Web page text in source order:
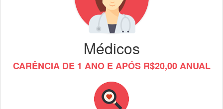
Médicos
CARÊNCIA DE 1 ANO E APÓS R$20,00 ANUAL